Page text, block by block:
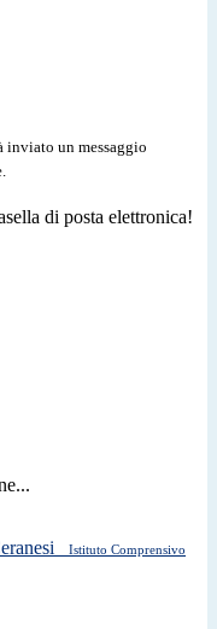
inviato un messaggio
di posta elettronica!
Istituto Comprensivo